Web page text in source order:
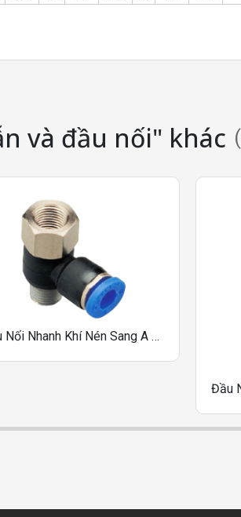
và đầu nối" khác (
Đầu Nối Nhanh Khí Nén Sang A One-Touch Fittings Dòng PHF